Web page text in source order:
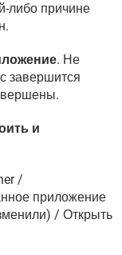
либо причине
. Не
завершится
и
/
приложение
/ Открыть